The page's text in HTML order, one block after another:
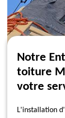
Notre
toiture
votre
L'installation